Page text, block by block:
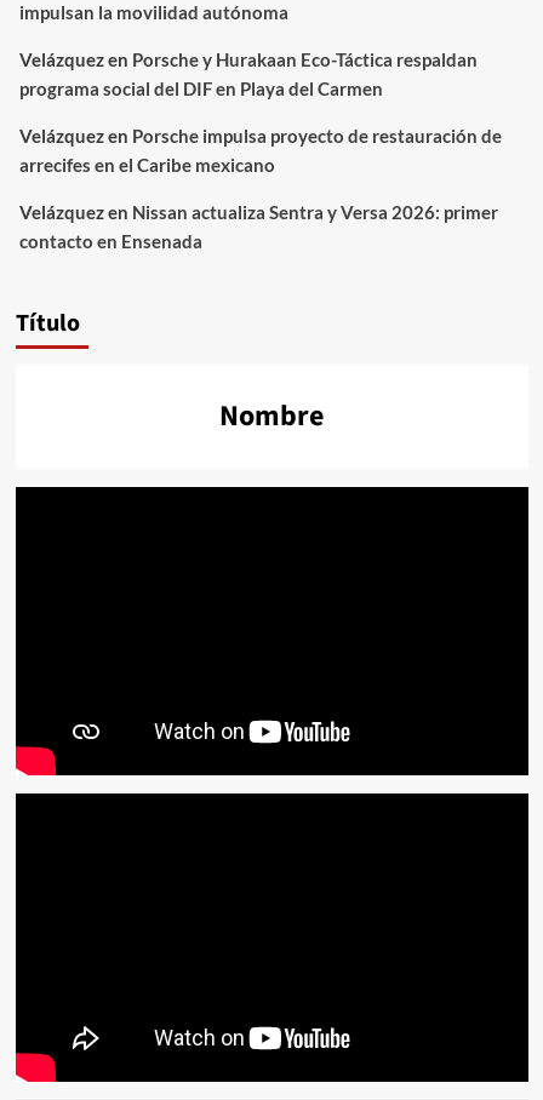
impulsan la movilidad autónoma
Velázquezen Porsche y Hurakaan Eco-Táctica respaldan
programa social del DIF en Playa del Carmen
Velázquezen Porsche impulsa proyecto de restauración de
arrecifes en el Caribe mexicano
Velázquezen Nissan actualiza Sentra y Versa 2026: primer
contacto en Ensenada
Título
Nombre